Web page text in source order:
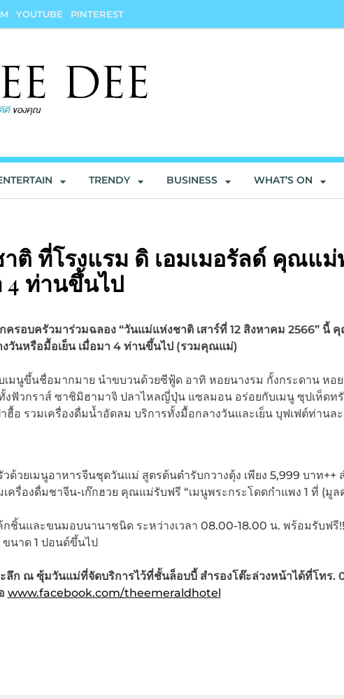
YOUTUBE PINTEREST
TRENDY BUSINESS WHAT’S ON
ติ ที่โรงแรม ดิ เอมเมอรัลด์ คุณแ
4 ท่านขึ้นไป
ครอบครัวมาร่วมฉลอง “วันแม่แห่งชาติ เสาร์ที่12 สิงหาคม 2566” นี้ คุ
วันหรือมื้อเย็น เมื่อมา 4 ท่านขึ้นไป (รวมคุณแม่)
เมนูขึ้นชื่อมากมาย นำขบวนด้วยซีฟู้ด อาทิ หอยนางรม กั้งกระดาน หอ
ฟัวกราส์ ซาชิมิฮามาจิ ปลาไหลญี่ปุ่น แซลมอน อร่อยกับเมนู ซุปเห็ดท
อ รวมเครื่องดื่มน้ำอัดลม บริการทั้งมื้อกลางวันและเย็น บุฟเฟต์ท่านล
ด้วยเมนูอาหารจีนชุดวันแม่ สูตรต้นตำรับกวางตุ้ง เพียง 5,999 บาท++
ครื่องดื่มชาจีน-เก๊กฮวย คุณแม่รับฟรี “เมนูพระกระโดดกำแพง 1 ที่ (มู
กชิ้นและขนมอบนานาชนิด ระหว่างเวลา 08.00-18.00 น. พร้อมรับฟ
ขนาด 1 ปอนด์ขึ้นไป
ลึก ณ ซุ้มวันแม่ที่จัดบริการไว้ที่ชั้นล็อบบี้ สำรองโต๊ะล่วงหน้าได้ที่โทร.
www.facebook.com/theemeraldhotel